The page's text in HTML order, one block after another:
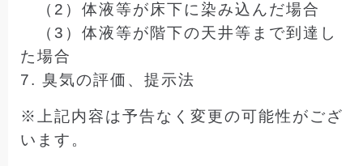
（2）体液等が床下に染み込んだ場合
（3）体液等が階下の天井等まで到達し
た場合
7. 臭気の評価、提示法
※上記内容は予告なく変更の可能性がござ
います。